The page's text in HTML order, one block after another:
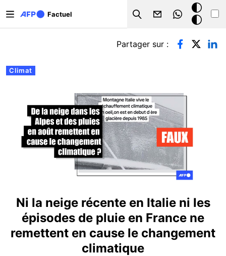
Factuel
Search
Mode
sombre
Onglets principaux
Climat
Partager sur :
Ni la neige récente en Italie ni les
épisodes de pluie en France ne
remettent en cause le changement
climatique